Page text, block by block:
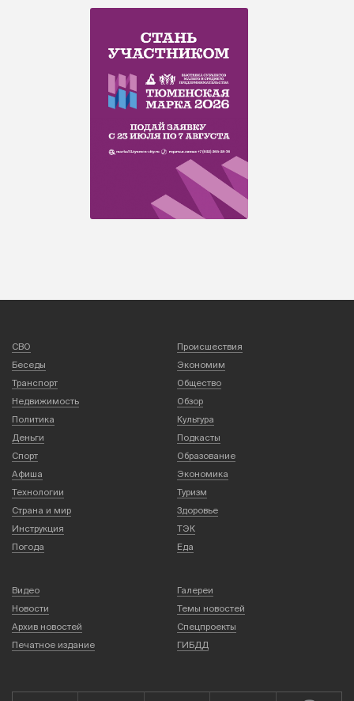
СВО
Происшествия
Беседы
Экономим
Транспорт
Общество
Недвижимость
Обзор
Политика
Культура
Деньги
Подкасты
Спорт
Образование
Афиша
Экономика
Технологии
Туризм
Страна и мир
Здоровье
Инструкция
ТЭК
Погода
Еда
Видео
Галереи
Новости
Темы новостей
Архив новостей
Спецпроекты
Печатное издание
ГИБДД